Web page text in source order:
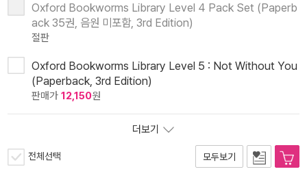
Oxford Bookworms Library Level 4 Pack Set (Paperb
ack 35권, 음원 미포함, 3rd Edition)
절판
Oxford Bookworms Library Level 5 : Not Without You
(Paperback, 3rd Edition)
판매가 12,150원
더보기
전체선택 모두보기